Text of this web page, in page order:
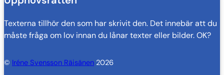
Texterna tillhör den som har skrivit den. Det innebär att du
måste fråga om lov innan du lånar texter eller bilder. OK?
© Iréne Svensson Räisänen 2026